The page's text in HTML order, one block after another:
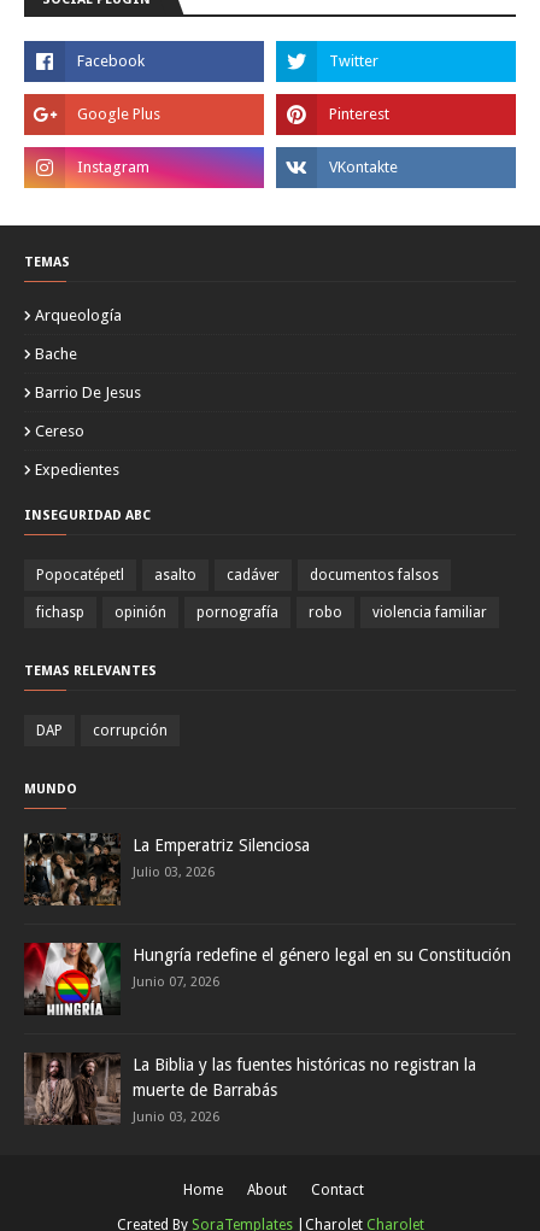
TEMAS
Arqueología
Bache
Barrio De Jesus
Cereso
Expedientes
INSEGURIDAD ABC
Popocatépetl asalto cadáver documentos falsos
fichasp opinión pornografía robo violencia familiar
TEMAS RELEVANTES
DAP corrupción
MUNDO
La Emperatriz Silenciosa
Julio 03, 2026
Hungría redefine el género legal en su Constitución
Junio 07, 2026
La Biblia y las fuentes históricas no registran la
muerte de Barrabás
Junio 03, 2026
Home About Contact
Created By SoraTemplates|Charolet Charolet